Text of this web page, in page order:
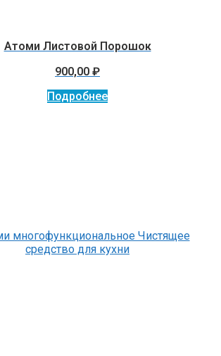
Атоми Листовой Порошок
900,00 ₽
Подробнее